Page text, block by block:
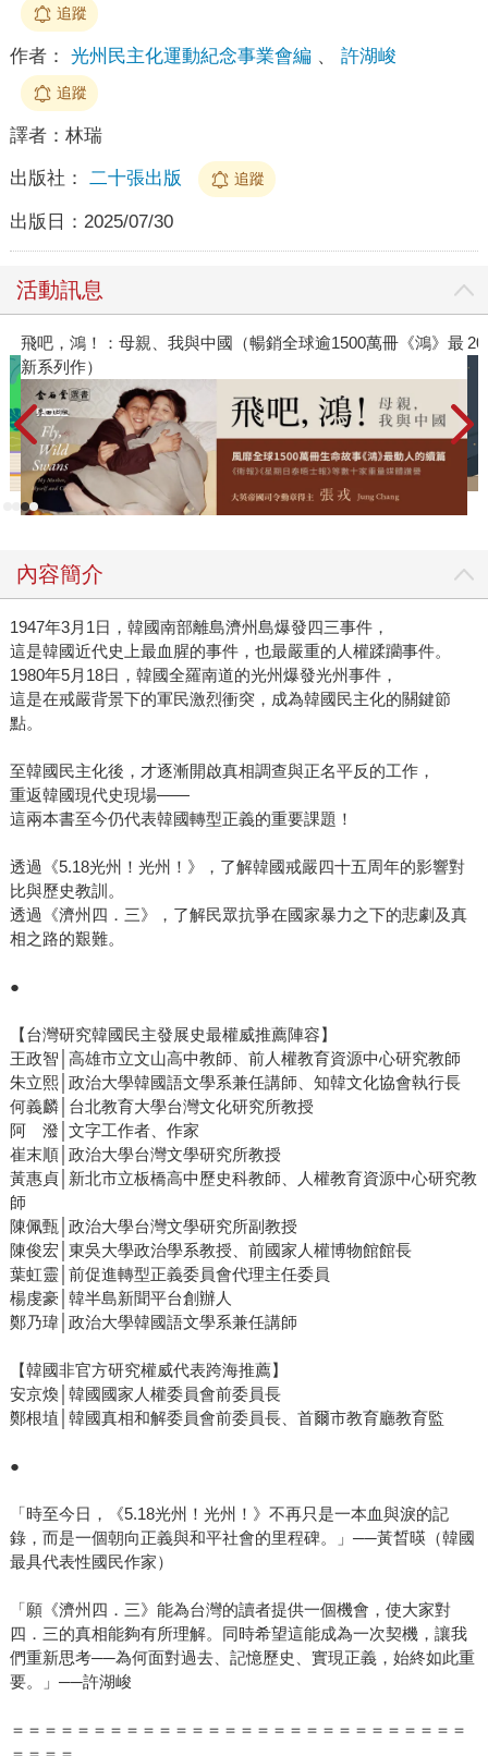
追蹤
作者： 光州民主化運動紀念事業會編 、 許湖峻
追蹤
譯者： 林瑞
出版社： 二十張出版 追蹤
出版日： 2025/07/30
活動訊息
冊《鴻》最 2026年8月金石堂強力推薦
內容簡介
1947年3月1日，韓國南部離島濟州島爆發四三事件，
這是韓國近代史上最血腥的事件，也最嚴重的人權蹂躪事件。
1980年5月18日，韓國全羅南道的光州爆發光州事件，
這是在戒嚴背景下的軍民激烈衝突，成為韓國民主化的關鍵節
點。
至韓國民主化後，才逐漸開啟真相調查與正名平反的工作，
重返韓國現代史現場——
這兩本書至今仍代表韓國轉型正義的重要課題！
透過《5.18光州！光州！》，了解韓國戒嚴四十五周年的影響對
比與歷史教訓。
透過《濟州四．三》，了解民眾抗爭在國家暴力之下的悲劇及真
相之路的艱難。
●
【台灣研究韓國民主發展史最權威推薦陣容】
王政智│高雄市立文山高中教師、前人權教育資源中心研究教師
朱立熙│政治大學韓國語文學系兼任講師、知韓文化協會執行長
何義麟│台北教育大學台灣文化研究所教授
阿 潑│文字工作者、作家
崔末順│政治大學台灣文學研究所教授
黃惠貞│新北市立板橋高中歷史科教師、人權教育資源中心研究教
師
陳佩甄│政治大學台灣文學研究所副教授
陳俊宏│東吳大學政治學系教授、前國家人權博物館館長
葉虹靈│前促進轉型正義委員會代理主任委員
楊虔豪│韓半島新聞平台創辦人
鄭乃瑋│政治大學韓國語文學系兼任講師
【韓國非官方研究權威代表跨海推薦】
安京煥│韓國國家人權委員會前委員長
鄭根埴│韓國真相和解委員會前委員長、首爾市教育廳教育監
●
「時至今日，《5.18光州！光州！》不再只是一本血與淚的記
錄，而是一個朝向正義與和平社會的里程碑。」──黃晳暎（韓國
最具代表性國民作家）
「願《濟州四．三》能為台灣的讀者提供一個機會，使大家對
四．三的真相能夠有所理解。同時希望這能成為一次契機，讓我
們重新思考──為何面對過去、記憶歷史、實現正義，始終如此重
要。」──許湖峻
＝＝＝＝＝＝＝＝＝＝＝＝＝＝＝＝＝＝＝＝＝＝＝＝＝＝＝＝